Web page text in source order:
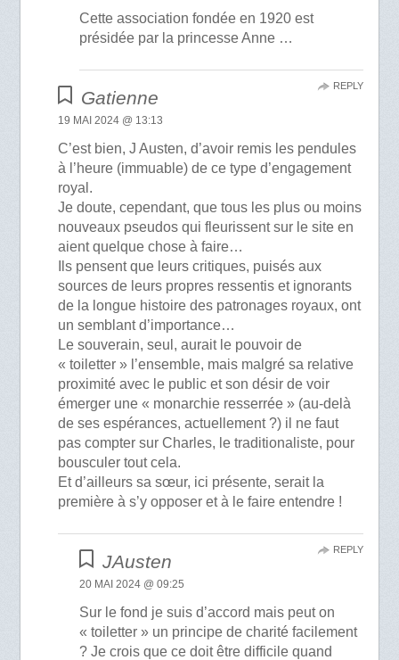
Cette association fondée en 1920 est
présidée par la princesse Anne …
Gatienne
19 MAI 2024 @ 13:13
C’est bien, J Austen, d’avoir remis les pendules
à l’heure (immuable) de ce type d’engagement
royal.
Je doute, cependant, que tous les plus ou moins
nouveaux pseudos qui fleurissent sur le site en
aient quelque chose à faire…
Ils pensent que leurs critiques, puisés aux
sources de leurs propres ressentis et ignorants
de la longue histoire des patronages royaux, ont
un semblant d’importance…
Le souverain, seul, aurait le pouvoir de
« toiletter » l’ensemble, mais malgré sa relative
proximité avec le public et son désir de voir
émerger une « monarchie resserrée » (au-delà
de ses espérances, actuellement ?) il ne faut
pas compter sur Charles, le traditionaliste, pour
bousculer tout cela.
Et d’ailleurs sa sœur, ici présente, serait la
première à s’y opposer et à le faire entendre !
REPLY
JAusten
20 MAI 2024 @ 09:25
Sur le fond je suis d’accord mais peut on
« toiletter » un principe de charité facilement
? Je crois que ce doit être difficile quand
REPLY